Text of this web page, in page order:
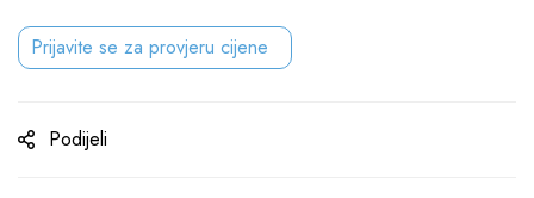
Prijavite se za provjeru cijene
Podijeli